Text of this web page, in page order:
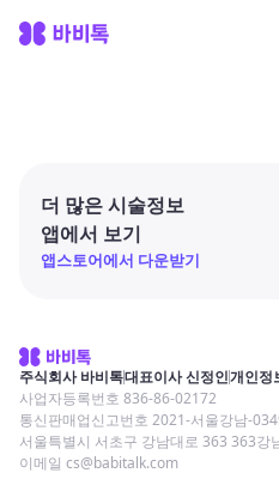
더 많은 시술정보
앱에서 보기
앱스토어에서 다운받기
주식회사 바비톡대표이사 신정인개인정
사업자등록번호 836-86-02172
통신판매업신고번호 2021-서울강남-
서울특별시 서초구 강남대로 363 363강
이메일 cs@babitalk.com